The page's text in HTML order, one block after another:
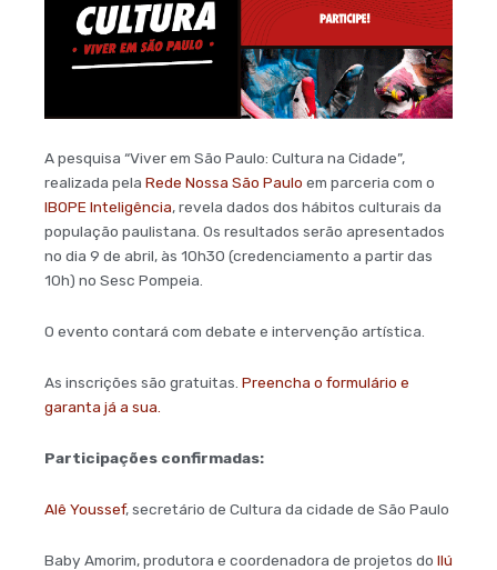
A pesquisa “Viver em São Paulo: Cultura na Cidade”,
realizada pela Rede Nossa São Paulo em parceria com o
IBOPE Inteligência, revela dados dos hábitos culturais da
população paulistana. Os resultados serão apresentados
no dia 9 de abril, às 10h30 (credenciamento a partir das
10h) no Sesc Pompeia.
O evento contará com debate e intervenção artística.
As inscrições são gratuitas. Preencha o formulário e
garanta já a sua.
Participações confirmadas:
Alê Youssef, secretário de Cultura da cidade de São Paulo
Baby Amorim, produtora e coordenadora de projetos do Ilú